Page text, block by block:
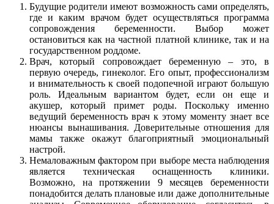
Будущие родители имеют возможность сами определять,
где и каким врачом будет осуществляться программа
сопровождения беременности. Выбор может
остановиться как на частной платной клинике, так и на
государственном роддоме.
Врач, который сопровождает беременную – это, в
первую очередь, гинеколог. Его опыт, профессионализм
и внимательность к своей подопечной играют большую
роль. Идеальным вариантом будет, если он еще и
акушер, который примет роды. Поскольку именно
ведущий беременность врач к этому моменту знает все
нюансы вынашивания. Доверительные отношения для
мамы также окажут благоприятный эмоциональный
настрой.
Немаловажным фактором при выборе места наблюдения
является техническая оснащенность клиники.
Возможно, на протяжении 9 месяцев беременности
понадобится делать плановые или даже дополнительные